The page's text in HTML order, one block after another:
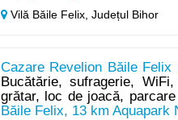
Vilă Băile Felix, Județul Bihor
Cazare Revelion Băile Felix
Bucătărie, sufragerie,
grătar, loc de joacă, parcare
Băile Felix, 13 km Aquapark